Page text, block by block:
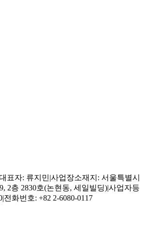
표자: 류지민|사업장소재지: 서울특별시
2층 2830호(논현동, 세일빌딩)|사업자등
|전화번호: +82 2-6080-0117